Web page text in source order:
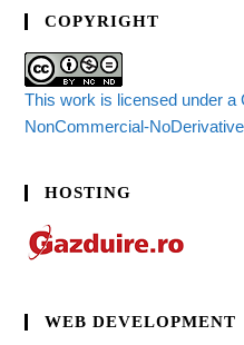
COPYRIGHT
This work is licensed under
NonCommercial-
HOSTING
WEB DEVELOPMENT